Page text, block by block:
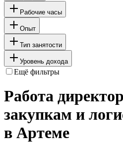
Рабочие часы
Опыт
Тип занятости
Уровень дохода
Ещё фильтры
Работа
закупкам и
в Артеме